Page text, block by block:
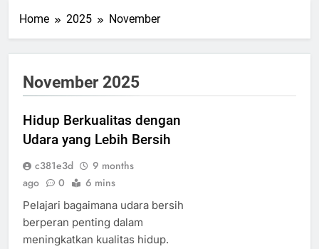
Home 2025 November
November 2025
Hidup Berkualitas dengan
Udara yang Lebih Bersih
c381e3d
9 months
ago
0 6 mins
Pelajari bagaimana udara bersih
berperan penting dalam
meningkatkan kualitas hidup.